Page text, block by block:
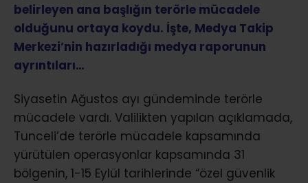
belirleyen ana başlığın terörle mücadele
olduğunu ortaya koydu. İşte, Medya Takip
Merkezi’nin hazırladığı medya raporunun
ayrıntıları…
Siyasetin Ağustos ayı gündeminde terörle
mücadele vardı. Valilikten yapılan açıklamada,
Tunceli’de terörle mücadele kapsamında
yürütülen operasyonlar kapsamında 31
bölgenin, 1-15 Eylül tarihlerinde “özel güvenlik